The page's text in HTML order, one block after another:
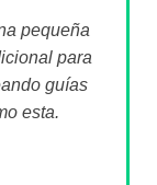
pequeña
para
guías
esta.